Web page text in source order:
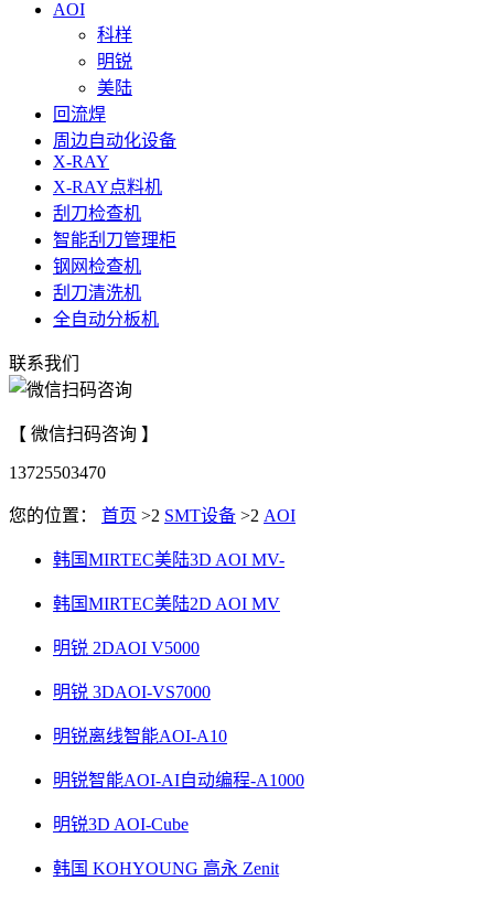
AOI
科样
明锐
美陆
回流焊
周边自动化设备
X-RAY
X-RAY点料机
刮刀检查机
智能刮刀管理柜
钢网检查机
刮刀清洗机
全自动分板机
联系我们
【 微信扫码咨询 】
13725503470
您的位置： 首页 >2 SMT设备 >2 AOI
韩国MIRTEC美陆3D AOI MV-
韩国MIRTEC美陆2D AOI MV
明锐 2DAOI V5000
明锐 3DAOI-VS7000
明锐离线智能AOI-A10
明锐智能AOI-AI自动编程-A1000
明锐3D AOI-Cube
韩国 KOHYOUNG 高永 Zenit